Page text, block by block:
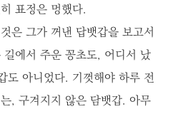
표정은 멍했다.
은 그가 꺼낸 답뱃갑을 보고서
에서 주운 꽁초도, 어디서 났
도 아니었다. 기껏해야 하루 전
, 구겨지지 않은 담뱃갑. 아무